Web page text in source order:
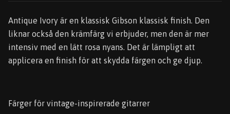
Antique Ivory är en klassisk Gibson klassisk finish. Den
liknar också den krämfärg vi erbjuder, men den är mer
intensiv med en lätt rosa nyans. Det är lämpligt att
applicera en finish för att skydda färgen och ge djup.
Färger för vintage-inspirerade gitarrer